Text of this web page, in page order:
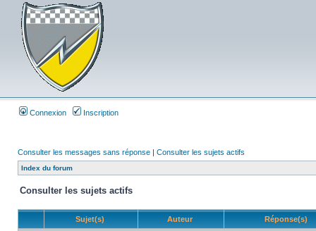
Connexion Inscription
Consulter les messages sans réponse | Consulter les sujets actifs
Index du forum
Consulter les sujets actifs
Sujet(s) Auteur Réponse(s)